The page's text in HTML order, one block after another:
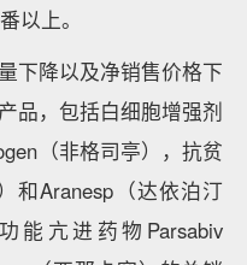
以上。
下降以及净销售价格下
品，包括白细胞增强剂
（非格司亭），抗贫
和Aranesp（达依泊汀
亢进药物Parsabiv